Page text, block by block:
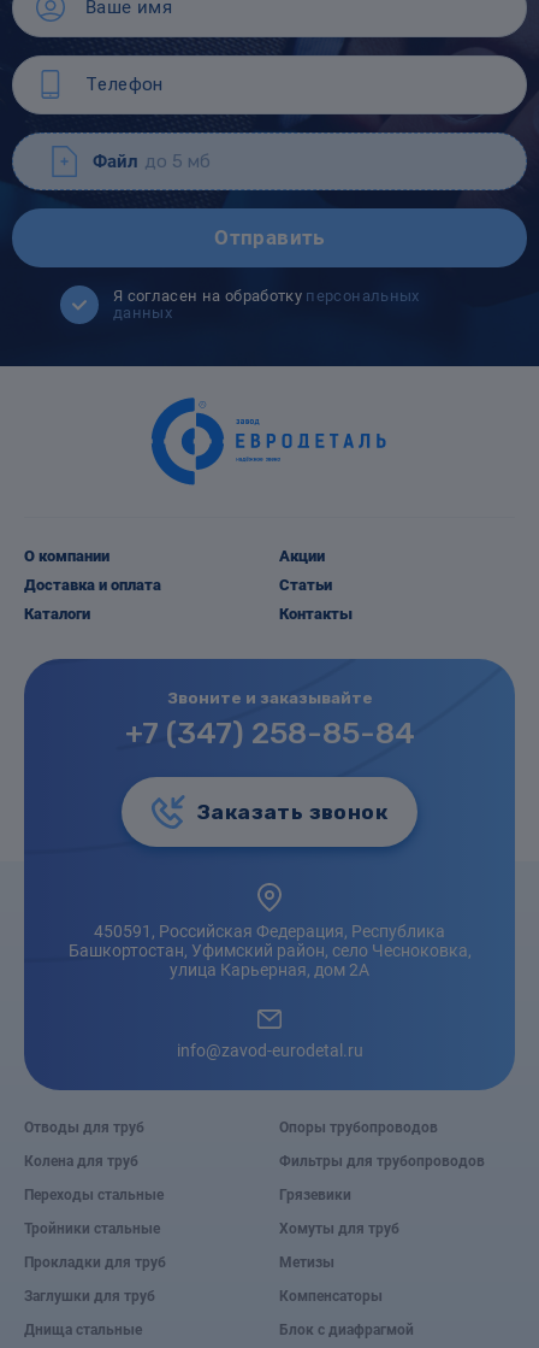
Файл до 5 мб
Отправить
Я согласен на обработку персональных
данных
О компании
Доставка и оплата
Каталоги
Акции
Статьи
Контакты
Звоните и заказывайте
+7 (347) 258-85-84
Заказать звонок
450591, Российская Федерация, Республика
Башкортостан, Уфимский район, село Чесноковка,
улица Карьерная, дом 2А
info@zavod-eurodetal.ru
Отводы для труб
Колена для труб
Переходы стальные
Тройники стальные
Прокладки для труб
Заглушки для труб
Днища стальные
Опоры трубопроводов
Фильтры для трубопроводов
Грязевики
Хомуты для труб
Метизы
Компенсаторы
Блок с диафрагмой